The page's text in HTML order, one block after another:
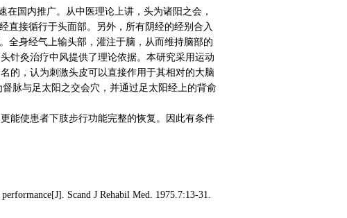
国内推广。从中医理论上讲，头为诸阳之会，
直接循行于头面部。另外，所有阴经的经别合入
全身经气上输头部，灌注于脑，从而维持脑部的
针灸治疗中风提供了理论依据。本研究采用运动
的，认为刺激头皮可以直接作用于其相对的大脑
脉与足太阳之交会穴，并通过足太阳经上的背俞
能使患者下肢步行功能完整的恢复。因此有条件
Scand J Rehabil Med. 1975.7:13-31.